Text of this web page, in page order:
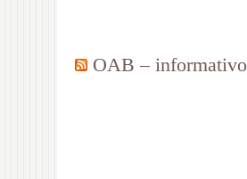
OAB – informativo